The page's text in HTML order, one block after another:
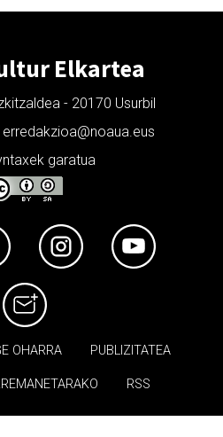
Elkartea
- 20170 Usurbil
garatua
OHARRA PUBLIZITATEA
RSS